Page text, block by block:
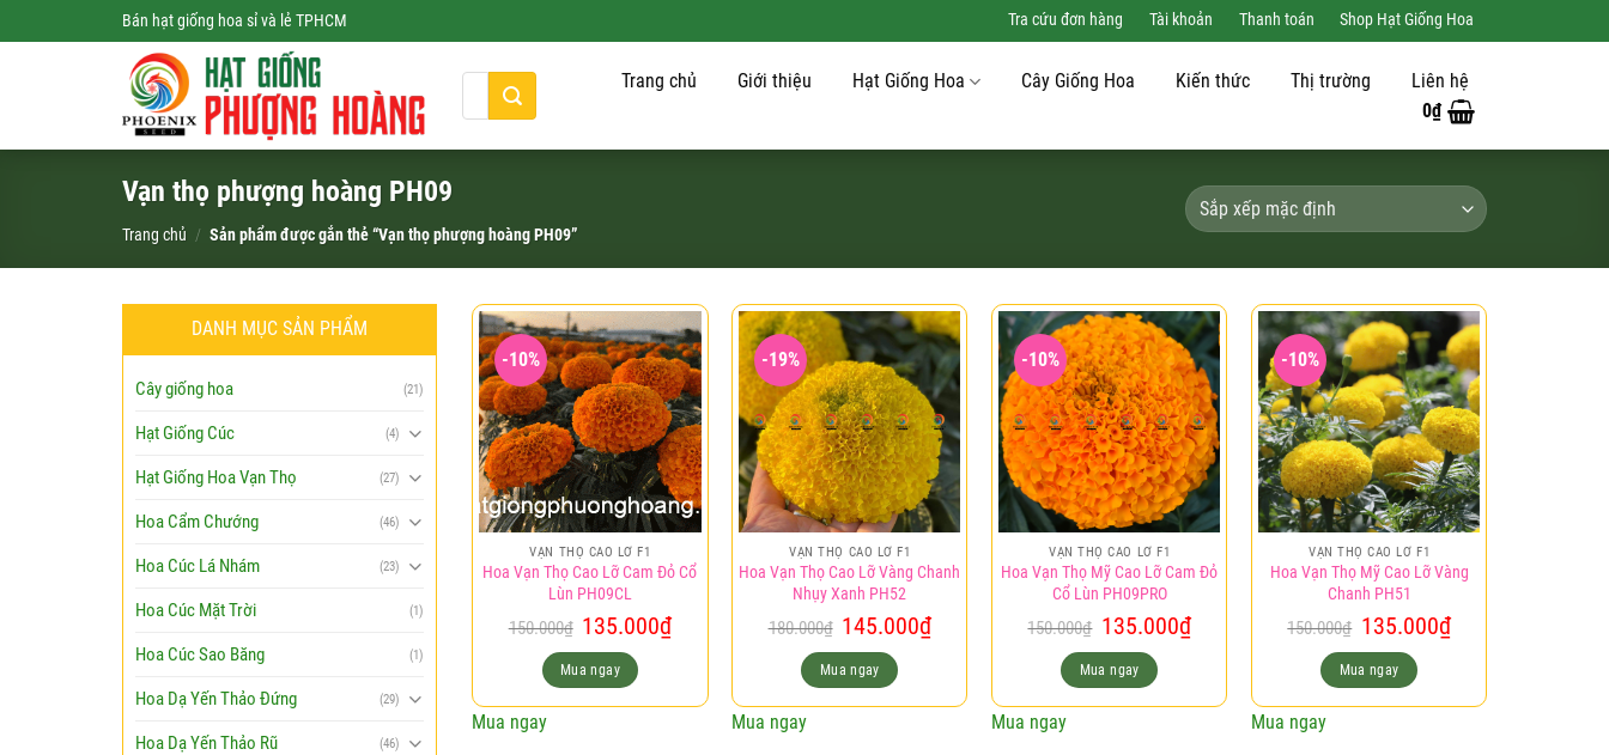
to
Bán hạt giống hoa sỉ và lẻ TPHCM Tra cứu đơn hàng Tài khoản Thanh toán Shop Hạt Giống Hoa
Trang chủ Giới thiệu Hạt Giống Hoa Cây Giống Hoa Kiến thức Thị trường
Liên hệ
0₫
Vạn thọ phượng hoàng PH09
Trang chủ / Sản phẩm được gắn thẻ “Vạn thọ phượng hoàng PH09”
DANH MỤC SẢN PHẨM
Cây giống hoa (21)
Hạt Giống Cúc (4)
Hạt Giống Hoa Vạn Thọ (27)
Hoa Cẩm Chướng (46)
Hoa Cúc Lá Nhám (23)
Hoa Cúc Mặt Trời (1)
Hoa Cúc Sao Băng (1)
Hoa Dạ Yến Thảo Đứng (29)
Hoa Dạ Yến Thảo Rũ (46)
-10%
Add to
wishlist
VẠN THỌ CAO LỠ F1
Hoa Vạn Thọ Cao Lỡ Cam Đỏ Cổ
Lùn PH09CL
150.000₫ Giá
gốc
là:
150.000₫.
135.000₫Giá
135.000₫.
Mua ngay
Mua ngay
-19%
Add to
wishlist
VẠN THỌ CAO LỠ F1
Hoa Vạn Thọ Cao Lỡ Vàng Chanh
Nhụy Xanh PH52
180.000₫ Giá
gốc
là:
180.000₫.
145.000₫Giá
145.000₫.
Mua ngay
Mua ngay
-10%
Add to
wishlist
VẠN THỌ CAO LỠ F1
Hoa Vạn Thọ Mỹ Cao Lỡ Cam Đỏ
Cổ Lùn PH09PRO
150.000₫ Giá
gốc
là:
150.000₫.
135.000₫Giá
hiện
135.000₫.
Mua ngay
Mua ngay
-10%
Add to
wishlist
VẠN THỌ CAO LỠ F1
Hoa Vạn Thọ Mỹ Cao Lỡ Vàng
Chanh PH51
150.000₫ Giá
gốc
là:
150.000₫.
135.000₫Giá
hiện
Mua ngay
Mua ngay